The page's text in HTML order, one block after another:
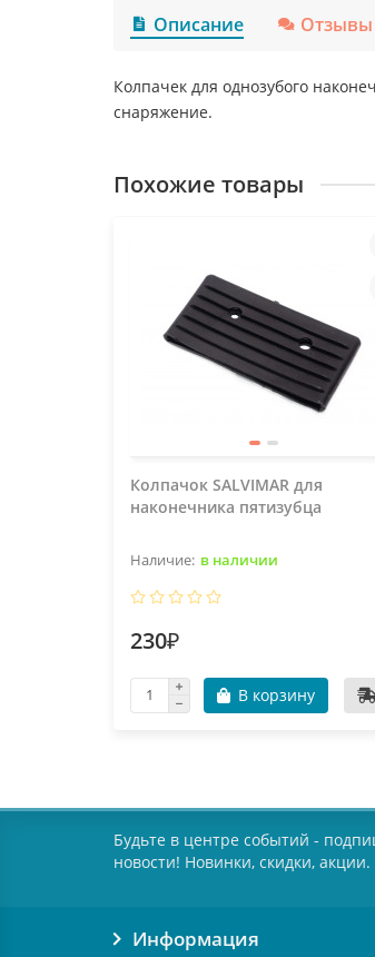
Описание Отзывы
Колпачек для однозубого
снаряжение.
Похожие товары
Колпачок SALVIMAR для
наконечника пятизубца
в наличии
230₽
В корзину
Будьте в центре событий -
новости! Новинки, скидки, акции.
Информация